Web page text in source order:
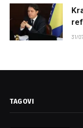
31/
TAGOVI